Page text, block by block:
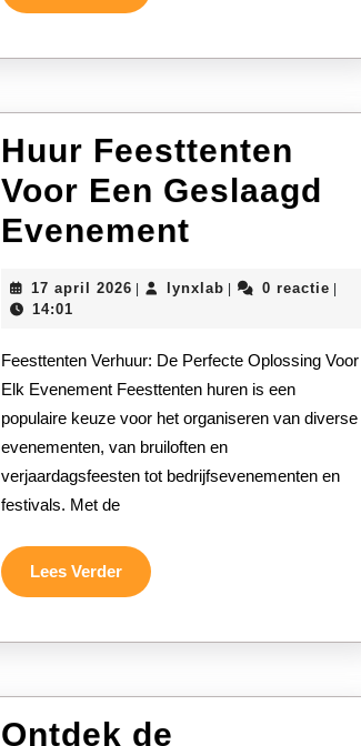
Verder
Huur Feesttenten
Voor Een Geslaagd
EvenementHuur
Voor
Een
Geslaagd
Evenement
17 april 202617
lynxlablynxlab0 reactie
14:01
Feesttenten Verhuur: De Perfecte Oplossing Voor
Elk Evenement Feesttenten huren is een
populaire keuze voor het organiseren van diverse
evenementen, van bruiloften en
verjaardagsfeesten tot bedrijfsevenementen en
festivals. Met de
Lees VerderLees
Verder
Ontdek de